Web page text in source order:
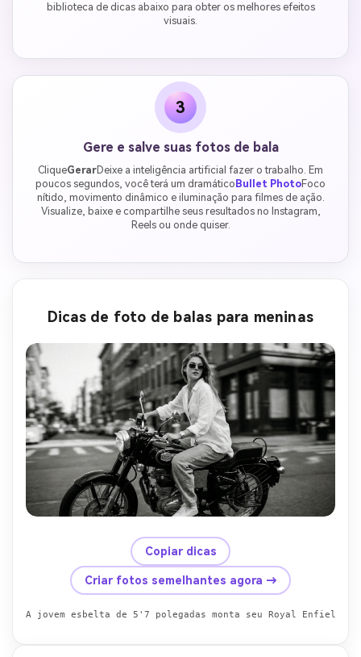
biblioteca de dicas abaixo para obter os melhores efeitos
visuais.
3
Gere e salve suas fotos de bala
CliqueGerarDeixe a inteligência artificial fazer o trabalho. Em
poucos segundos, você terá um dramático Bullet PhotoFoco
nítido, movimento dinâmico e iluminação para filmes de ação.
Visualize, baixe e compartilhe seus resultados no Instagram,
Reels ou onde quiser.
Dicas de foto de balas para meninas
Copiar dicas
Criar fotos semelhantes agora →
A jovem esbelta de 5'7 polegadas monta seu Royal Enfield